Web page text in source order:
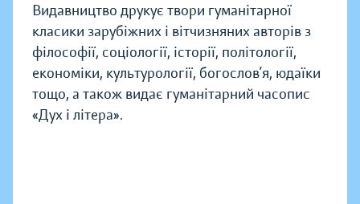
Видавництво друкує твори гуманітарної
класики зарубіжних і вітчизняних авторів з
філософії, соціології, історії, політології,
економіки, культурології, богослов’я, юдаїки
тощо, а також видає гуманітарний часопис
«Дух і літера».